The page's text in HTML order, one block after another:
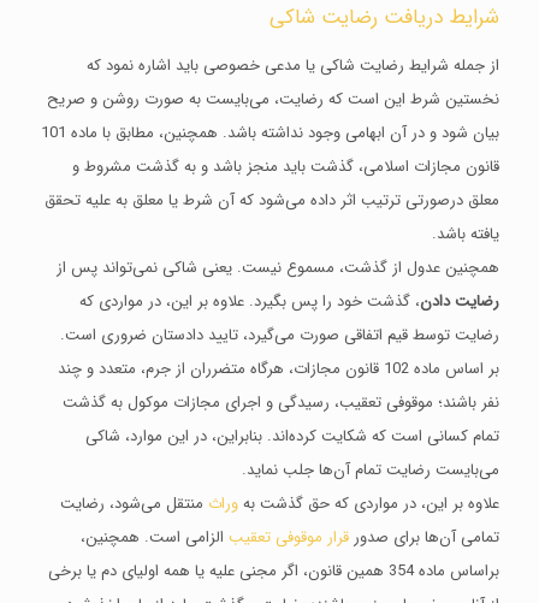
شرایط دریافت رضایت شاکی
از جمله شرایط رضایت شاکی یا مدعی خصوصی باید اشاره نمود که
نخستین شرط این است که رضایت، می‌بایست به صورت روشن و صریح
بیان شود و در آن ابهامی وجود نداشته باشد. همچنین، مطابق با ماده 101
قانون مجازات اسلامی، گذشت باید منجز باشد و به گذشت مشروط و
‌معلق درصورتی ترتیب اثر داده می‌‌شود که آن شرط یا معلق به علیه تحقق
یافته باشد.
همچنین عدول از گذشت، مسموع نیست. یعنی شاکی نمی‌تواند پس از
رضایت دادن، گذشت خود را پس بگیرد. علاوه بر این، در مواردی که
رضایت توسط قیم اتفاقی صورت می‌گیرد، تایید دادستان ضروری است.
بر اساس ماده 102 قانون مجازات، هرگاه متضرران از جرم، متعدد و چند
نفر باشند؛ موقوفی تعقیب، رسیدگی و اجرای مجازات موکول به گذشت
تمام کسانی است که شکایت کرده‌‌اند. بنابراین، در این موارد، شاکی
می‌بایست رضایت تمام آن‌ها جلب نماید.
علاوه بر این، در مواردی که حق گذشت بهوراث منتقل می‌شود، رضایت
تمامی آن‌ها برای صدور قرار موقوفی تعقیب الزامی است. همچنین،
براساس ماده 354 همین قانون، اگر مجنی علیه یا همه اولیای ‌دم یا برخی